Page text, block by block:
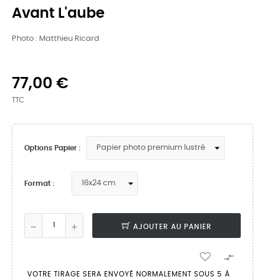
Avant L'aube
Photo : Matthieu Ricard
77,00 €
TTC
Options Papier :
Format :
AJOUTER AU PANIER

VOTRE TIRAGE SERA ENVOYÉ NORMALEMENT SOUS 5 À